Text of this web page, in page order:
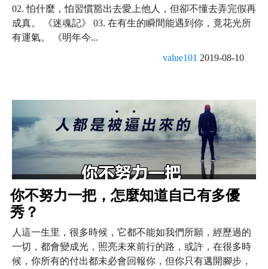
02. 怕什麼，怕習慣豁出去愛上他人，但卻不懂去弄完假再
成真。 《迷魂記》 03. 在有生的瞬間能遇到你，竟花光所
有運氣。 《明年今...
value101 2019-08-10
你不努力一把，怎麼知道自己有多優
秀？
人這一生里，很多時候，它都不能如我們所願，經歷過的
一切，都會變成光，照亮未來前行的路，或許，在很多時
候，你所有的付出都未必會回報你，但你只有邁開腳步，